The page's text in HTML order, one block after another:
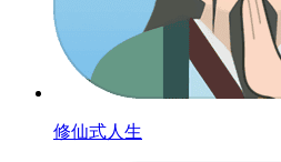
修仙式人生